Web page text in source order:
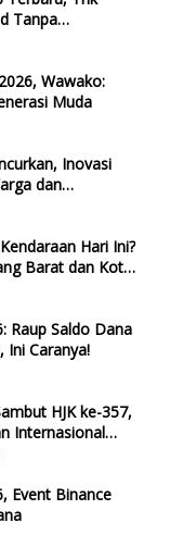
Tanpa
Wawako:
Muda
Inovasi
dan
Hari Ini?
Barat dan Koto
Raup Saldo Dana
Caranya!
HJK ke-357,
Internasional
Event Binance